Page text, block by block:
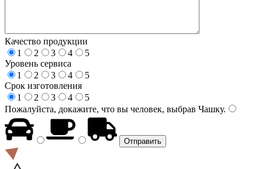
Качество продукции
1
2 3 4
5
Уровень сервиса
1
2 3 4
5
Срок изготовления
1
2 3 4
5
Пожалуйста, докажите, что вы человек, выбрав Чашку.